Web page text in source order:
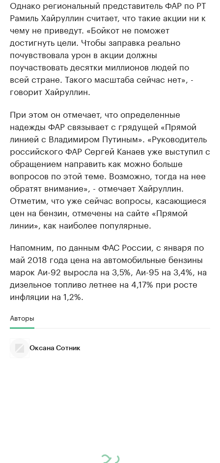
Однако региональный представитель ФАР по РТ
Рамиль Хайруллин считает, что такие акции ни к
чему не приведут. «Бойкот не поможет
достигнуть цели. Чтобы заправка реально
почувствовала урон в акции должны
поучаствовать десятки миллионов людей по
всей стране. Такого масштаба сейчас нет», -
говорит Хайруллин.
При этом он отмечает, что определенные
надежды ФАР связывает с грядущей «Прямой
линией с Владимиром Путиным». «Руководитель
российского ФАР Сергей Канаев уже выступил с
обращением направить как можно больше
вопросов по этой теме. Возможно, тогда на нее
обратят внимание», - отмечает Хайруллин.
Отметим, что уже сейчас вопросы, касающиеся
цен на бензин, отмечены на сайте «Прямой
линии», как наиболее популярные.
Напомним, по данным ФАС России, с января по
май 2018 года цена на автомобильные бензины
марок Аи-92 выросла на 3,5%, Аи-95 на 3,4%, на
дизельное топливо летнее на 4,17% при росте
инфляции на 1,2%.
Авторы
Оксана Сотник